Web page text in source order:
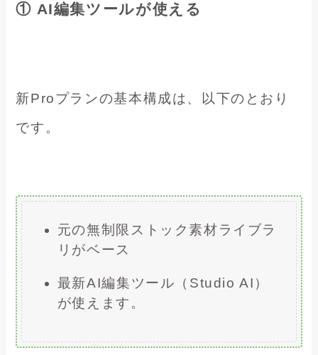
① AI編集ツールが使える
新Proプランの基本構成は、以下のとおり
です。
元の無制限ストック素材ライブラ
リがベース
最新AI編集ツール（Studio AI）
が使えます。